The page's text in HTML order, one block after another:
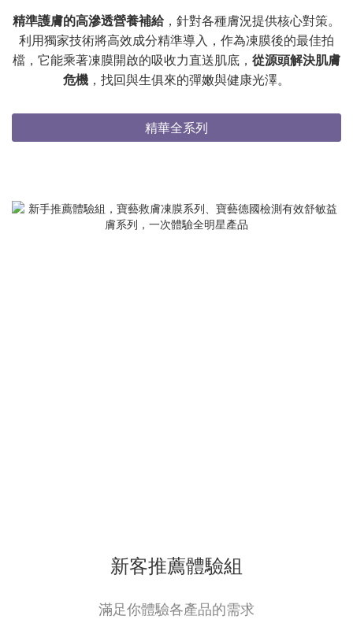
精準護膚的高滲透營養補給，針對各種膚況提供核心對策。
利用獨家技術將高效成分精準導入，作為凍膜後的最佳拍
檔，它能乘著凍膜開啟的吸收力直送肌底， 從源頭解決肌膚
危機 ，找回與生俱來的彈嫩與健康光澤。
精華全系列
新客推薦體驗組
滿足你體驗各產品的需求